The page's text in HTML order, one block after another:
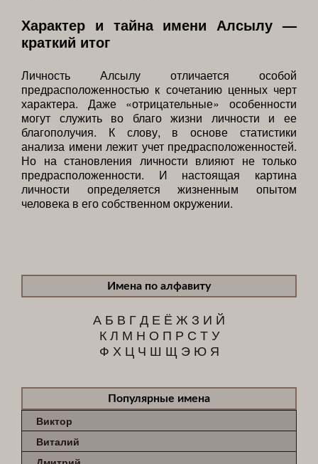
Характер и тайна имени Алсылу —
краткий итог
Личность Алсылу отличается особой
предрасположенностью к сочетанию ценных черт
характера. Даже «отрицательные» особенности
могут служить во благо жизни личности и ее
благополучия. К слову, в основе статистики
анализа имени лежит учет предрасположенностей.
Но на становления личности влияют не только
предрасположенности. И настоящая картина
личности определяется жизненным опытом
человека в его собственном окружении.
Имена по алфавиту
А Б В ГД Е Ё Ж З И Й
К Л М Н О П Р С Т У
Ф Х Ц Ч Ш Щ Э Ю Я
Популярные имена
Виктор
Виталий